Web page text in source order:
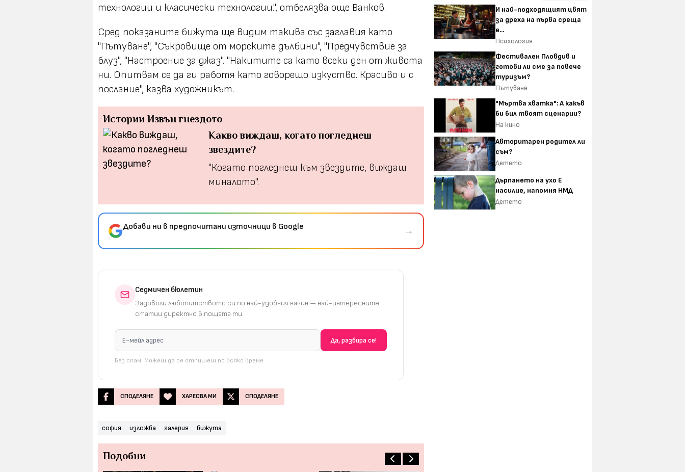
технологии и класически технологии.", отбелязва още Ванков.
Сред показаните бижута ще видим такива със заглавия като
"Пътуване", "Съкровище от морските дълбини", "Предчувствие за
блуз", "Настроение за джаз". "Накитите са като всеки ден от живота
ни. Опитвам се да ги работя като говорещо изкуство. Красиво и с
послание", казва художникът.
Истории Извън гнездото
Какво виждаш, когато погледнеш
звездите?
"Когато погледнеш към звездите, виждаш
миналото".
Добави ни в предпочитани източници в Google →
Седмичен бюлетин
Задоволи любопитството си по най-удобния начин — най-интересните
статии директно в пощата ти.
Без спам. Можеш да се отпишеш по всяко време.
СПОДЕЛЯНЕ ХАРЕСВА МИ СПОДЕЛЯНЕ
софия изложба галерия бижута
Подобни
И най-подходящият цвят
за дреха на първа среща
е...
Психология
Фестивален Пловдив и
готови ли сме за повече
туризъм?
Пътуване
"Мъртва хватка": А какъв
би бил твоят сценарии?
На кино
Авторитарен родител ли
съм?
Детето
Дърпането на ухо Е
насилие, напомня НМД
Детето